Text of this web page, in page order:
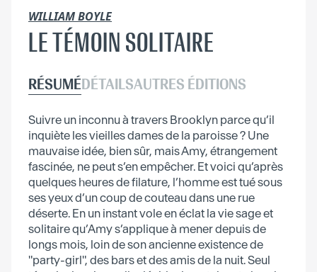
WILLIAM BOYLE
LE TÉMOIN SOLITAIRE
RÉSUMÉDÉTAILSAUTRES ÉDITIONS
Suivre un inconnu à travers Brooklyn parce qu’il
inquiète les vieilles dames de la paroisse ? Une
mauvaise idée, bien sûr, mais Amy, étrangement
fascinée, ne peut s’en empêcher. Et voici qu’après
quelques heures de filature, l’homme est tué sous
ses yeux d’un coup de couteau dans une rue
déserte. En un instant vole en éclat la vie sage et
solitaire qu’Amy s’applique à mener depuis de
longs mois, loin de son ancienne existence de
"party-girl", des bars et des amis de la nuit. Seul